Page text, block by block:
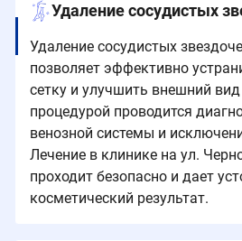
Удаление сосудистых
Удаление сосудистых
позволяет эффективно
сетку и улучшить внешний
процедурой проводится
венозной системы и
Лечение в клинике на ул.
проходит безопасно и дает
косметический результат.